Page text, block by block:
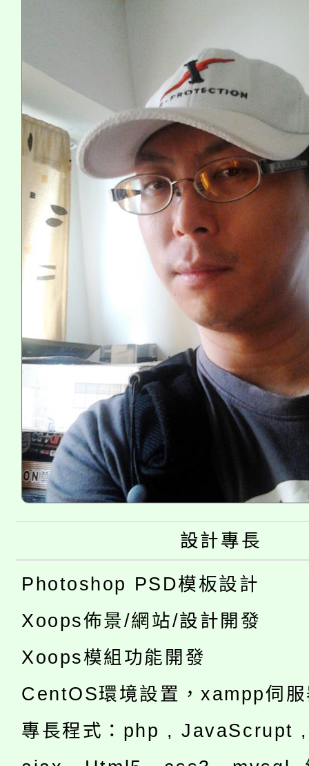
設計專長
Photoshop PSD模板設計
Xoops佈景/網站/設計開發
Xoops模組功能開發
CentOS環境設置，xampp伺
專長程式：php , JavaScrupt